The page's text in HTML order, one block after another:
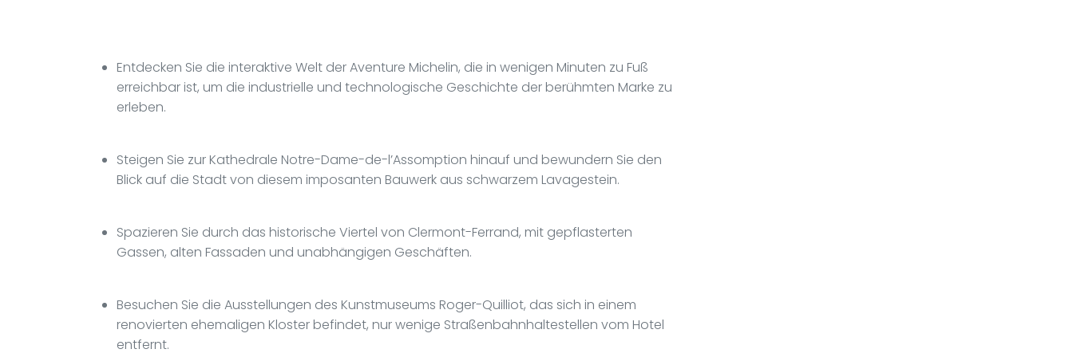
Entdecken Sie die interaktive Welt der Aventure Michelin, die in wenigen Minuten zu Fuß
erreichbar ist, um die industrielle und technologische Geschichte der berühmten Marke zu
erleben.
Steigen Sie zur Kathedrale Notre-Dame-de-l’Assomption hinauf und bewundern Sie den
Blick auf die Stadt von diesem imposanten Bauwerk aus schwarzem Lavagestein.
Spazieren Sie durch das historische Viertel von Clermont-Ferrand, mit gepflasterten
Gassen, alten Fassaden und unabhängigen Geschäften.
Besuchen Sie die Ausstellungen des Kunstmuseums Roger-Quilliot, das sich in einem
renovierten ehemaligen Kloster befindet, nur wenige Straßenbahnhaltestellen vom Hotel
entfernt.